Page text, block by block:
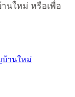
นใหม่ หรือเพื่อ
านใหม่